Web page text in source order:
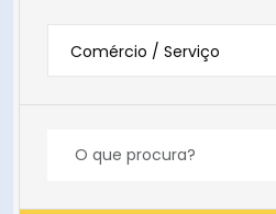
Comércio / Serviço